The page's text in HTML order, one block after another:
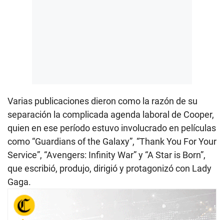
Varias publicaciones dieron como la razón de su
separación la complicada agenda laboral de Cooper,
quien en ese período estuvo involucrado en películas
como “Guardians of the Galaxy”, “Thank You For Your
Service”, “Avengers: Infinity War” y “A Star is Born”,
que escribió, produjo, dirigió y protagonizó con Lady
Gaga.